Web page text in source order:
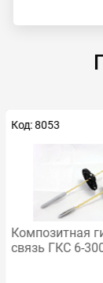
Код: 8053
Композитная
связь ГКС 6-